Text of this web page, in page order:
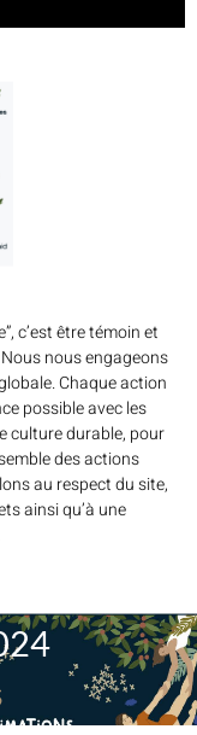
c’est être témoin et
nous engageons
Chaque action
possible avec les
culture durable, pour
des actions
au respect du site,
ainsi qu’à une